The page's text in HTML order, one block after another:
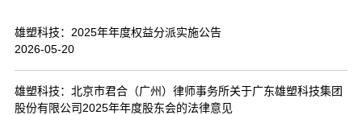
资讯中心
雄塑科技：2025年年度权益分派实施公告
2026-05-20
雄塑科技：北京市君合（广州）律师事务所关于广东雄塑科技集团
股份有限公司2025年年度股东会的法律意见